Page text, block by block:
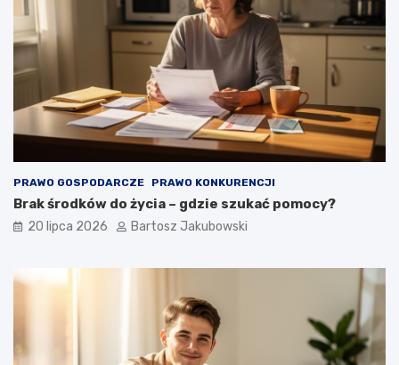
PRAWO GOSPODARCZE PRAWO KONKURENCJI
Brak środków do życia – gdzie szukać pomocy?
20 lipca 2026 Bartosz Jakubowski